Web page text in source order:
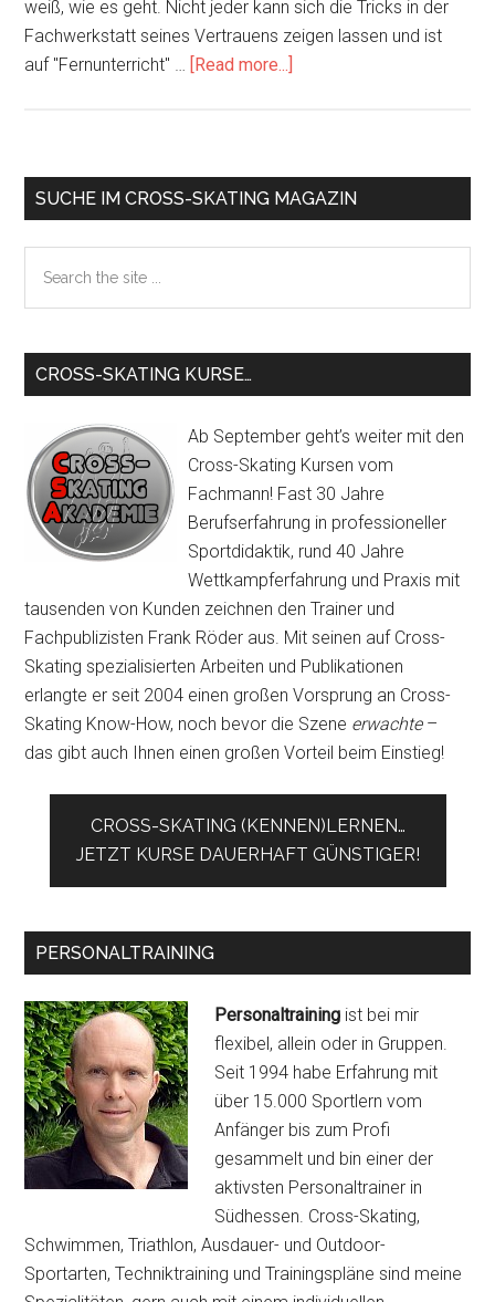
weiß, wie es geht. Nicht jeder kann sich die Tricks in der
Fachwerkstatt seines Vertrauens zeigen lassen und ist
auf "Fernunterricht" …
[Read more...]
Skater
auf
Primary
SUCHE IM CROSS-SKATING MAGAZIN
the
CROSS-SKATING KURSE…
Ab September geht’s weiter mit den
Cross-Skating Kursen vom
Fachmann! Fast 30 Jahre
Berufserfahrung in professioneller
Sportdidaktik, rund 40 Jahre
Wettkampferfahrung und Praxis mit
tausenden von Kunden zeichnen den Trainer und
Fachpublizisten Frank Röder aus. Mit seinen auf Cross-
Skating spezialisierten Arbeiten und Publikationen
erlangte er seit 2004 einen großen Vorsprung an Cross-
Skating Know-How, noch bevor die Szene erwachte–
das gibt auch Ihnen einen großen Vorteil beim Einstieg!
CROSS-SKATING (KENNEN)LERNEN…
JETZT KURSE DAUERHAFT GÜNSTIGER!
PERSONALTRAINING
Personaltraining ist bei mir
flexibel, allein oder in Gruppen.
Seit 1994 habe Erfahrung mit
über 15.000 Sportlern vom
Anfänger bis zum Profi
gesammelt und bin einer der
aktivsten Personaltrainer in
Südhessen. Cross-Skating,
Schwimmen, Triathlon, Ausdauer- und Outdoor-
Sportarten, Techniktraining und Trainingspläne sind meine